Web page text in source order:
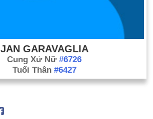
JAN GARAVAGLIA
Cung Xử Nữ #6726
Tuổi Thân #6427